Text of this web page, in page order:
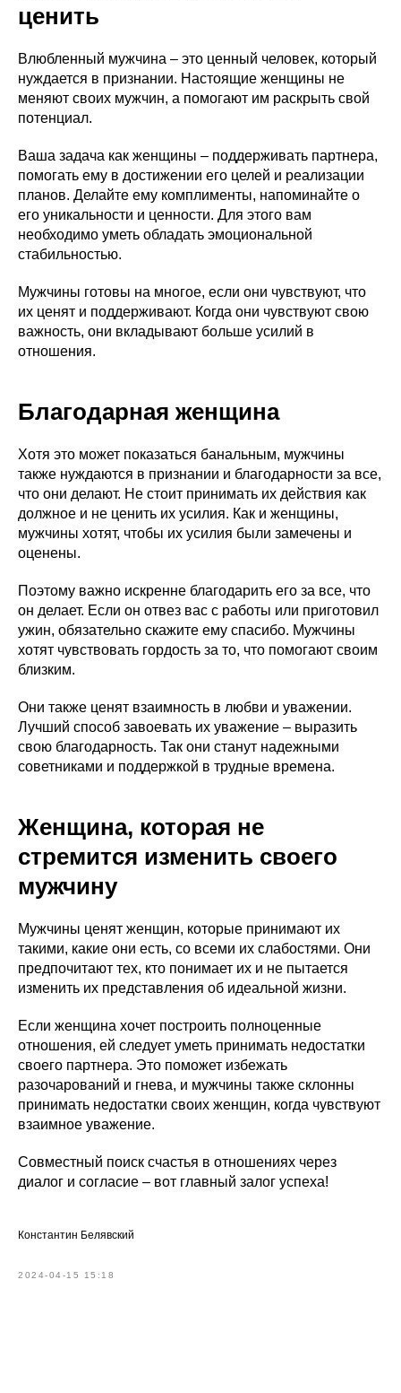
ценить
Влюбленный мужчина – это ценный человек, который
нуждается в признании. Настоящие женщины не
меняют своих мужчин, а помогают им раскрыть свой
потенциал.
Ваша задача как женщины – поддерживать партнера,
помогать ему в достижении его целей и реализации
планов. Делайте ему комплименты, напоминайте о
его уникальности и ценности. Для этого вам
необходимо уметь обладать эмоциональной
стабильностью.
Мужчины готовы на многое, если они чувствуют, что
их ценят и поддерживают. Когда они чувствуют свою
важность, они вкладывают больше усилий в
отношения.
Благодарная женщина
Хотя это может показаться банальным, мужчины
также нуждаются в признании и благодарности за все,
что они делают. Не стоит принимать их действия как
должное и не ценить их усилия. Как и женщины,
мужчины хотят, чтобы их усилия были замечены и
оценены.
Поэтому важно искренне благодарить его за все, что
он делает. Если он отвез вас с работы или приготовил
ужин, обязательно скажите ему спасибо. Мужчины
хотят чувствовать гордость за то, что помогают своим
близким.
Они также ценят взаимность в любви и уважении.
Лучший способ завоевать их уважение – выразить
свою благодарность. Так они станут надежными
советниками и поддержкой в трудные времена.
Женщина, которая не
стремится изменить своего
мужчину
Мужчины ценят женщин, которые принимают их
такими, какие они есть, со всеми их слабостями. Они
предпочитают тех, кто понимает их и не пытается
изменить их представления об идеальной жизни.
Если женщина хочет построить полноценные
отношения, ей следует уметь принимать недостатки
своего партнера. Это поможет избежать
разочарований и гнева, и мужчины также склонны
принимать недостатки своих женщин, когда чувствуют
взаимное уважение.
Совместный поиск счастья в отношениях через
диалог и согласие – вот главный залог успеха!
Константин Белявский
2024-04-15 15:18